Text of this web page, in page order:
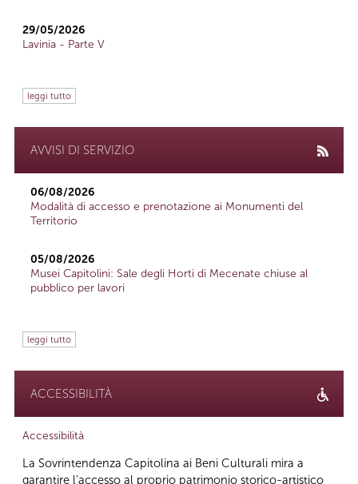
29/05/2026
Lavinia - Parte V
leggi tutto
AVVISI DI SERVIZIO
06/08/2026
Modalità di accesso e prenotazione ai Monumenti del
Territorio
05/08/2026
Musei Capitolini: Sale degli Horti di Mecenate chiuse al
pubblico per lavori
leggi tutto
ACCESSIBILITÀ
Accessibilità
La Sovrintendenza Capitolina ai Beni Culturali mira a
garantire l’accesso al proprio patrimonio storico-artistico